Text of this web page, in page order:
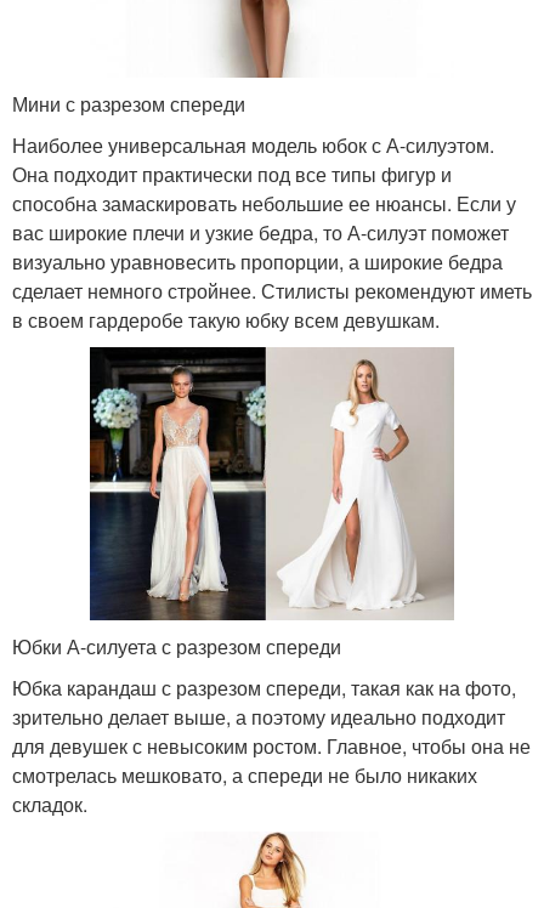
Мини с разрезом спереди
Наиболее универсальная модель юбок с А-силуэтом.
Она подходит практически под все типы фигур и
способна замаскировать небольшие ее нюансы. Если у
вас широкие плечи и узкие бедра, то А-силуэт поможет
визуально уравновесить пропорции, а широкие бедра
сделает немного стройнее. Стилисты рекомендуют иметь
в своем гардеробе такую юбку всем девушкам.
Юбки А-силуета с разрезом спереди
Юбка карандаш с разрезом спереди, такая как на фото,
зрительно делает выше, а поэтому идеально подходит
для девушек с невысоким ростом. Главное, чтобы она не
смотрелась мешковато, а спереди не было никаких
складок.